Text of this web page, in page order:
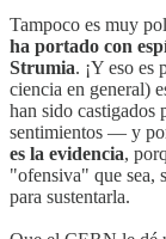
Tampoco es muy
ha portado con
Strumia. ¡Y eso es
ciencia en general)
han sido castigados
sentimientos — y
es la evidencia,
"ofensiva" que sea,
para sustentarla.